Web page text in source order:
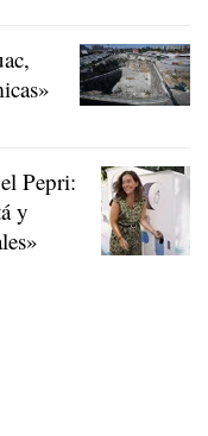
Pepri:
y